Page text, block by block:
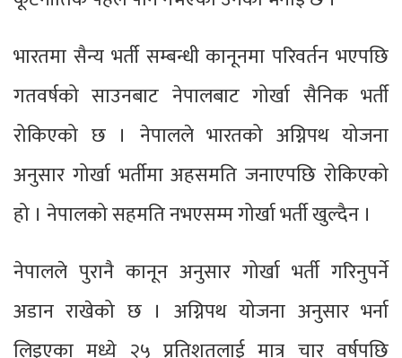
भारतमा सैन्य भर्ती सम्बन्धी कानूनमा परिवर्तन भएपछि
गतवर्षको साउनबाट नेपालबाट गोर्खा सैनिक भर्ती
रोकिएको छ । नेपालले भारतको अग्निपथ योजना
अनुसार गोर्खा भर्तीमा अहसमति जनाएपछि रोकिएको
हो । नेपालको सहमति नभएसम्म गोर्खा भर्ती खुल्दैन ।
नेपालले पुरानै कानून अनुसार गोर्खा भर्ती गरिनुपर्ने
अडान राखेको छ । अग्निपथ योजना अनुसार भर्ना
लिइएका मध्ये २५ प्रतिशतलाई मात्र चार वर्षपछि